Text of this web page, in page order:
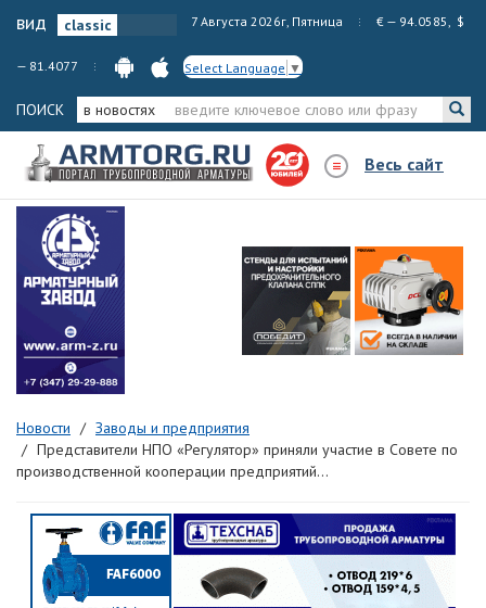
вид 7 Августа 2026г, Пятница € — 94.0585, $
— 81.4077 Select Language ▼
ПОИСК в новостях
Весь сайт
Новости
Заводы и предприятия
Представители НПО «Регулятор» приняли участие в Совете по
производственной кооперации предприятий...